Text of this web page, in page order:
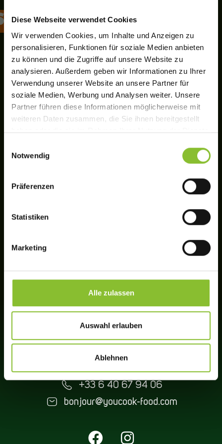
Diese Webseite verwendet Cookies
Wir verwenden Cookies, um Inhalte und Anzeigen zu
personalisieren, Funktionen für soziale Medien anbieten
zu können und die Zugriffe auf unsere Website zu
analysieren. Außerdem geben wir Informationen zu Ihrer
Verwendung unserer Website an unsere Partner für
soziale Medien, Werbung und Analysen weiter. Unsere
Partner führen diese Informationen möglicherweise mit
weiteren Daten zusammen, die Sie ihnen bereitgestellt
haben oder die sie im Rahmen Ihrer Nutzung der Dienste
who may receive and
Notwendig
Präferenzen
Statistiken
Marketing
Alle zulassen
Auswahl erlauben
Ablehnen
ORIENTAL
+33 6 40 67 94 06
bonjour@youcook-food.com